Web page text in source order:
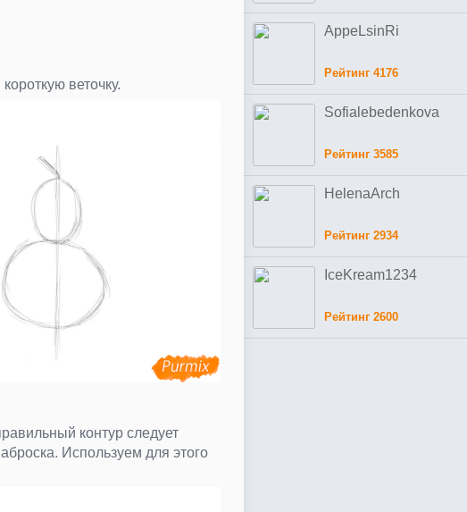
веточку.
контур следует
Используем для этого
AppeLsinRi
Рейтинг 4176
Sofialebedenkova
Рейтинг 3585
HelenaArch
Рейтинг 2934
IceKream1234
Рейтинг 2600